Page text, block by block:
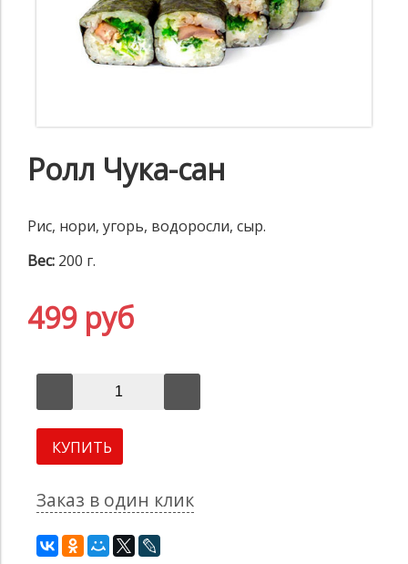
Ролл Чука-сан
Рис, нори, угорь, водоросли, сыр.
Вес: 200 г.
499 руб
КУПИТЬ
Заказ в один клик